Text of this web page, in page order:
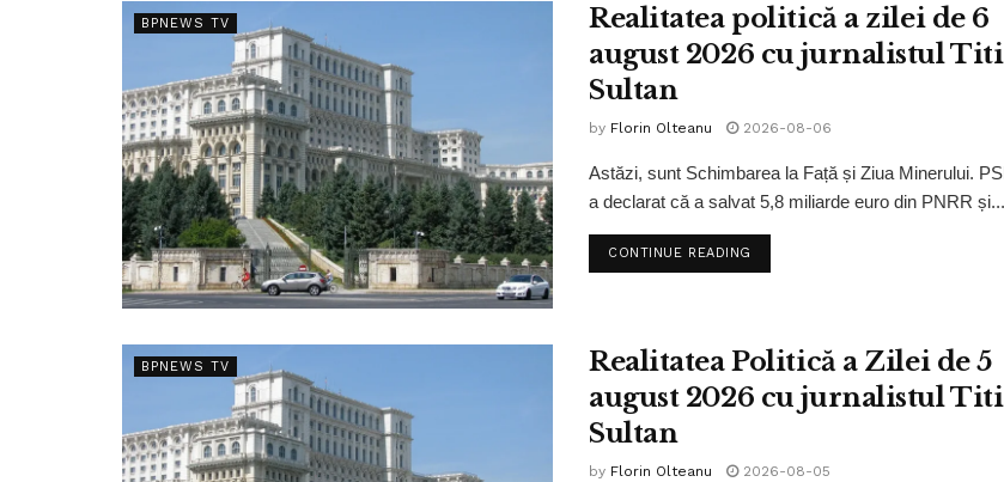
BPNEWS TV
Realitatea politică a zilei de 6
august 2026 cu jurnalistul Titi
Sultan
by Florin Olteanu 2026-08-06
Astăzi, sunt Schimbarea la Față și Ziua Minerului.
a declarat că a salvat 5,8 miliarde euro din PNRR și...
CONTINUE READING
BPNEWS TV
Realitatea Politică a Zilei de 5
august 2026 cu jurnalistul Titi
Sultan
by Florin Olteanu 2026-08-05